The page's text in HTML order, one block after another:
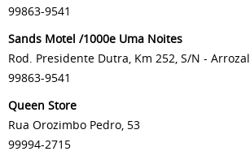
99863-9541
Sands Motel /1000e Uma Noites
Rod. Presidente Dutra, Km 252, S/N - Arrozal
99863-9541
Queen Store
Rua Orozimbo Pedro, 53
99994-2715